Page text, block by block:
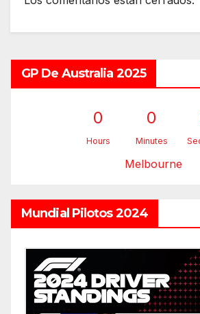
GP De Australia 2025
0
Hours
0
Minutes
Melbourne
Mundial Pilotos 2024